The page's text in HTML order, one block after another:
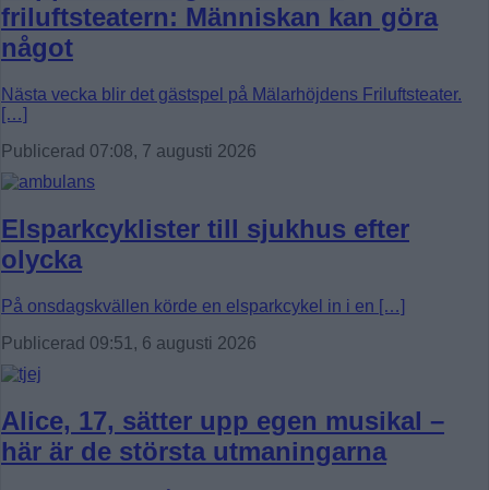
friluftsteatern: Människan kan göra
något
Nästa vecka blir det gästspel på Mälarhöjdens Friluftsteater.
[…]
Publicerad 07:08, 7 augusti 2026
Elsparkcyklister till sjukhus efter
olycka
På onsdagskvällen körde en elsparkcykel in i en […]
Publicerad 09:51, 6 augusti 2026
Alice, 17, sätter upp egen musikal –
här är de största utmaningarna